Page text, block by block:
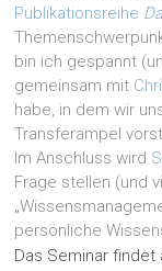
Publikationsreihe
bin ich gespannt
gemeinsam mit
habe, in dem wir
Transferampel
Im Anschluss wird
Frage stellen (und
persönliche
Das Seminar findet